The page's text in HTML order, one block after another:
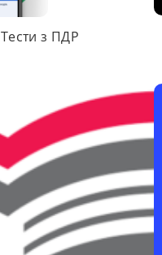
Тести з ПДР